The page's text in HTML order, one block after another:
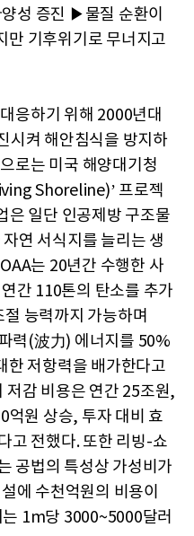
성 증진 ▶물질 순환이
만 기후위기로 무너지고
응하기 위해 2000년대
시켜 해안침식을 방지하
로는 미국 해양대기청
Shoreline)’ 프로젝
은 일단 인공제방 구조물
연 서식지를 늘리는 생
는 20년간 수행한 사
간 110톤의 탄소를 추가
능력까지 가능하며
력(波力) 에너지를 50%
한 저항력을 배가한다고
저감 비용은 연간 25조원,
억원 상승, 투자 대비 효
고 전했다. 또한 리빙-쇼
공법의 특성상 가성비가
에 수천억원의 비용이
1m당 3000~5000달러